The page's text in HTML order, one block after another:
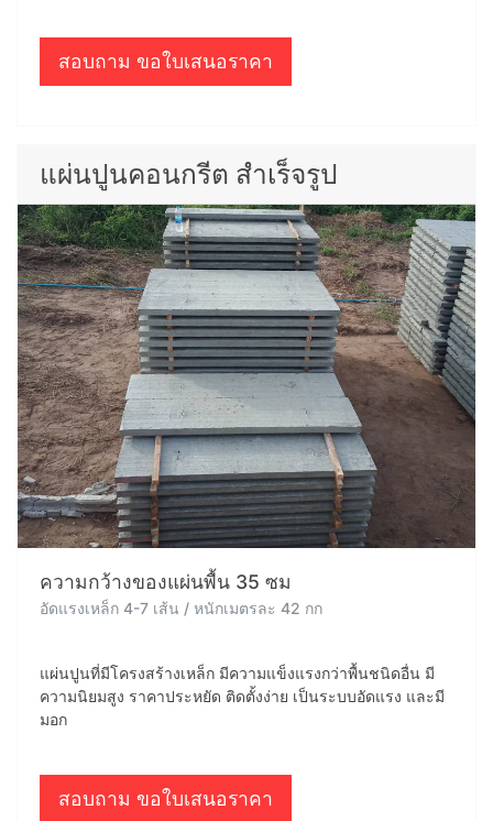
สอบถาม ขอใบเสนอราคา
แผ่นปูนคอนกรีต สำเร็จรูป
ความกว้างของแผ่นพื้น 35 ซม
อัดแรงเหล็ก 4-7 เส้น / หนักเมตรละ 42 กก
แผ่นปูนที่มีโครงสร้างเหล็ก มีความแข็งแรงกว่าพื้นชนิดอื่น มี
ความนิยมสูง ราคาประหยัด ติดตั้งง่าย เป็นระบบอัดแรง และมี
มอก
สอบถาม ขอใบเสนอราคา